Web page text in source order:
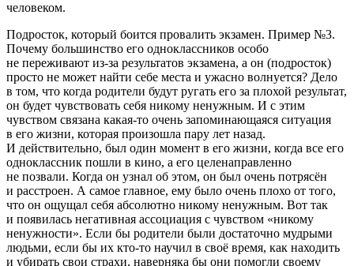
человеком.
Подросток, который боится провалить экзамен. Пример №3.
Почему большинство его одноклассников особо
не переживают из-за результатов экзамена, а он (подросток)
просто не может найти себе места и ужасно волнуется? Дело
в том, что когда родители будут ругать его за плохой результат,
он будет чувствовать себя никому ненужным. И с этим
чувством связана какая-то очень запоминающаяся ситуация
в его жизни, которая произошла пару лет назад.
И действительно, был один момент в его жизни, когда все его
одноклассник пошли в кино, а его целенаправленно
не позвали. Когда он узнал об этом, он был очень потрясён
и расстроен. А самое главное, ему было очень плохо от того,
что он ощущал себя абсолютно никому ненужным. Вот так
и появилась негативная ассоциация с чувством «никому
ненужности». Если бы родители были достаточно мудрыми
людьми, если бы их кто-то научил в своё время, как находить
и убирать свои страхи, наверняка бы они помогли своему